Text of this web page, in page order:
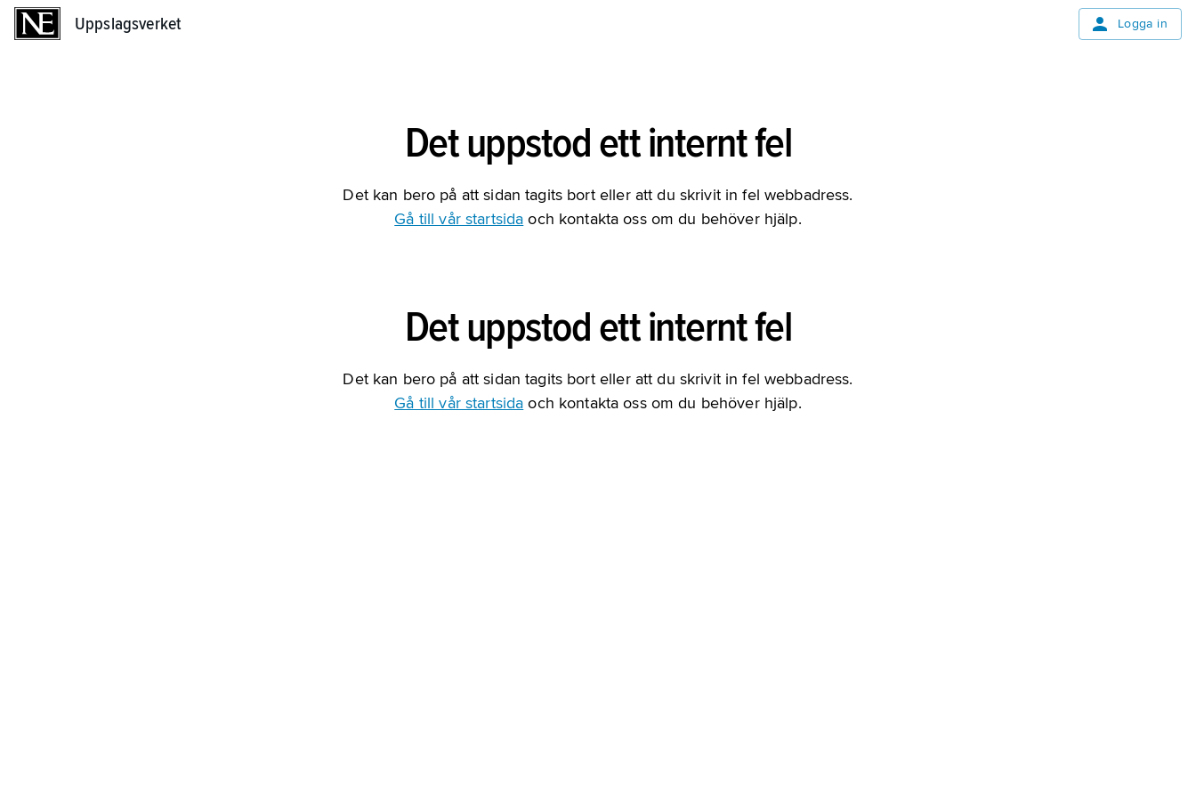
Uppslagsverket Logga in
Det uppstod ett internt fel
Det kan bero på att sidan tagits bort eller att du skrivit in fel webbadress.
Gå till vår startsida och kontakta oss om du behöver hjälp.
Det uppstod ett internt fel
Det kan bero på att sidan tagits bort eller att du skrivit in fel webbadress.
Gå till vår startsida och kontakta oss om du behöver hjälp.